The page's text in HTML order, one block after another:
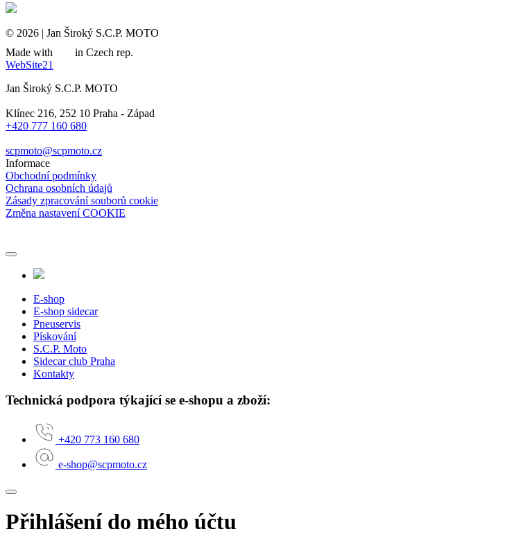
© 2026 | Jan Široký S.C.P. MOTO
Made with
in Czech rep.
WebSite21
Jan Široký S.C.P. MOTO
Klínec 216, 252 10 Praha - Západ
+420 777 160 680
scpmoto@scpmoto.cz
Informace
Obchodní podmínky
Ochrana osobních údajů
Zásady zpracování souborů cookie
Změna nastavení COOKIE
E-shop
E-shop sidecar
Pneuservis
Pískování
S.C.P. Moto
Sidecar club Praha
Kontakty
Technická podpora týkající se e-shopu a zboží:
+420 773 160 680
e-shop@scpmoto.cz
Přihlášení do mého účtu